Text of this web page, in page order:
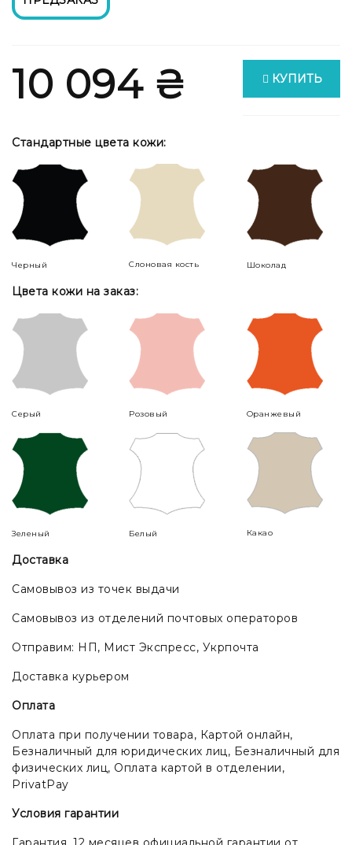
10 094 ₴ КУПИТЬ
Стандартные цвета кожи:
Черный Слоновая кость Шоколад
Цвета кожи на заказ:
Серый Розовый Оранжевый
Зеленый Белый Какао
Доставка
Самовывоз из точек выдачи
Самовывоз из отделений почтовых операторов
Отправим: НП, Мист Экспресс, Укрпочта
Доставка курьером
Оплата
Оплата при получении товара, Картой онлайн,
Безналичный для юридических лиц, Безналичный для
физических лиц, Оплата картой в отделении,
PrivatPay
Условия гарантии